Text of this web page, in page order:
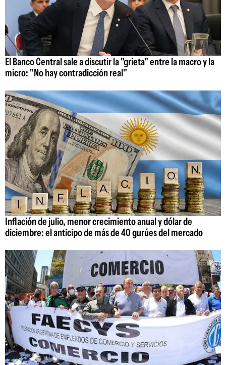
El Banco Central sale a discutir la "grieta" entre la macro y la
micro: "No hay contradicción real"
Inflación de julio, menor crecimiento anual y dólar de
diciembre: el anticipo de más de 40 gurúes del mercado